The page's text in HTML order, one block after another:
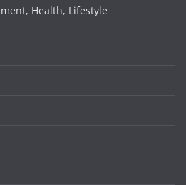
Health, Lifestyle